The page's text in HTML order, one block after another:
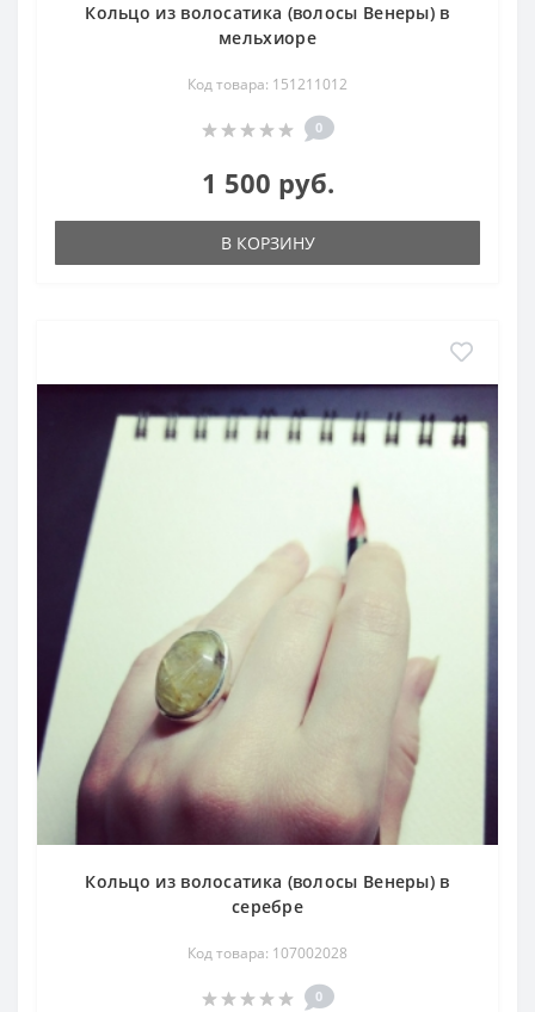
Кольцо из волосатика (волосы Венеры) в
мельхиоре
Код товара: 151211012
0
1 500 руб.
В КОРЗИНУ
Кольцо из волосатика (волосы Венеры) в
серебре
Код товара: 107002028
0